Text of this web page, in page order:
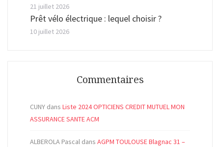
21 juillet 2026
Prêt vélo électrique : lequel choisir ?
10 juillet 2026
Commentaires
CUNY dans Liste 2024 OPTICIENS CREDIT MUTUEL MON
ASSURANCE SANTE ACM
ALBEROLA Pascal dans AGPM TOULOUSE Blagnac 31 –